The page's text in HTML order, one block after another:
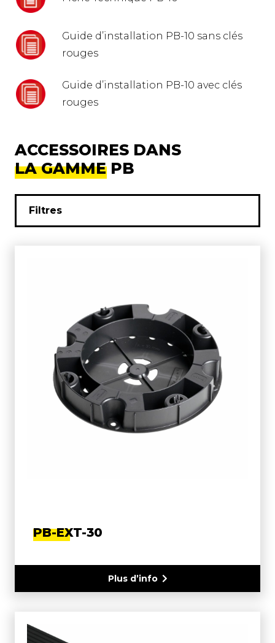
Guide d’installation PB-10 sans clés
rouges
Guide d’installation PB-10 avec clés
rouges
ACCESSOIRES DANS
LA GAMME PB
Filtres
PB-EXT-30
Plus d’info